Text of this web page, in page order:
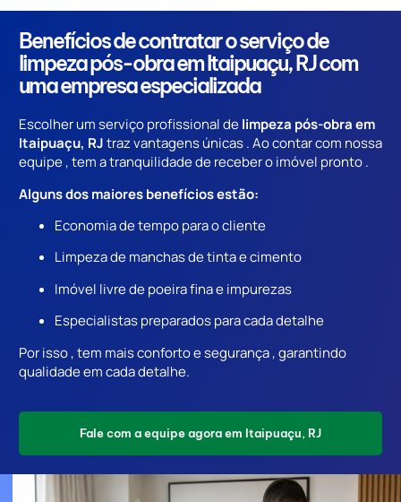
Benefícios de contratar o serviço de
limpeza pós-obra em Itaipuaçu, RJ com
uma empresa especializada
Escolher um serviço profissional delimpeza pós-obra em
Itaipuaçu, RJtraz vantagens únicas . Ao contar com nossa
equipe , tem a tranquilidade de receber o imóvel pronto .
Alguns dos maiores benefícios estão:
Economia de tempo para o cliente
Limpeza de manchas de tinta e cimento
Imóvel livre de poeira fina e impurezas
Especialistas preparados para cada detalhe
Por isso , tem mais conforto e segurança , garantindo
qualidade em cada detalhe.
Fale com a equipe agora em Itaipuaçu, RJ